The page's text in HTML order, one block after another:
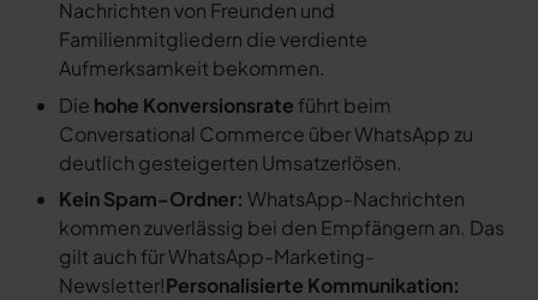
Nachrichten von Freunden und
Familienmitgliedern die verdiente
Aufmerksamkeit bekommen.
Die hohe Konversionsrate führt beim
Conversational Commerce über WhatsApp zu
deutlich gesteigerten Umsatzerlösen.
Kein Spam-Ordner: WhatsApp-Nachrichten
kommen zuverlässig bei den Empfängern an. Das
gilt auch für WhatsApp-Marketing-
Newsletter!Personalisierte Kommunikation: